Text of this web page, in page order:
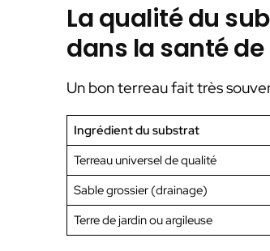
La qualité du
dans la santé de
Un bon terreau fait très
Ingrédient du substrat
Terreau universel de qualité
Sable grossier (drainage)
Terre de jardin ou argileuse